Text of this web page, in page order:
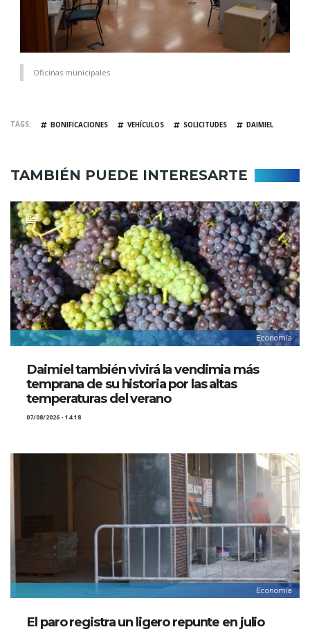
Oficinas municipales
TAGS BONIFICACIONES VEHÍCULOS SOLICITUDES DAIMIEL
TAMBIÉN PUEDE INTERESARTE
Economía
Daimiel también vivirá la vendimia más
temprana de su historia por las altas
temperaturas del verano
07/08/2026 - 14:18
Economía
El paro registra un ligero repunte en julio